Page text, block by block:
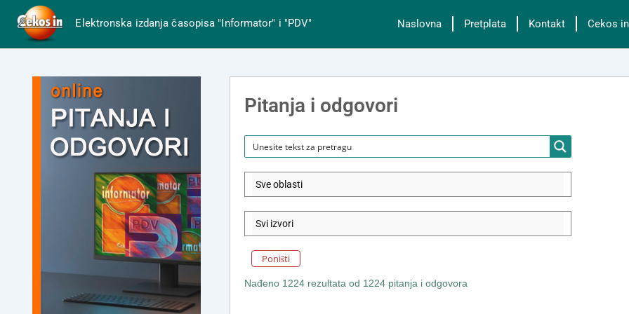
Elektronska izdanja časopisa "Informator" i "PDV" Naslovna Pretplata Kontakt Cekos in
Pitanja i odgovori
Poništi
Nađeno 1224 rezultata od 1224 pitanja i odgovora